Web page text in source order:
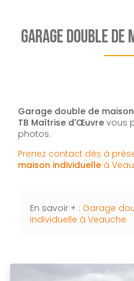
Garage double
Garage double de
TB Maîtrise d'Œuvre vous
photos.
Prenez contact dès à
maison individuelle à
En savoir + : Garage
individuelle à Veauche